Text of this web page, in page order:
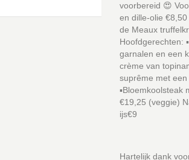
voorbereid 😍
en dille-olie
de Meaux
Hoofdgerechten:
garnalen en een
crème van
suprême met
▪️Bloemkoolsteak
€19,25 (veggie)
ijs€9
Hartelijk dank